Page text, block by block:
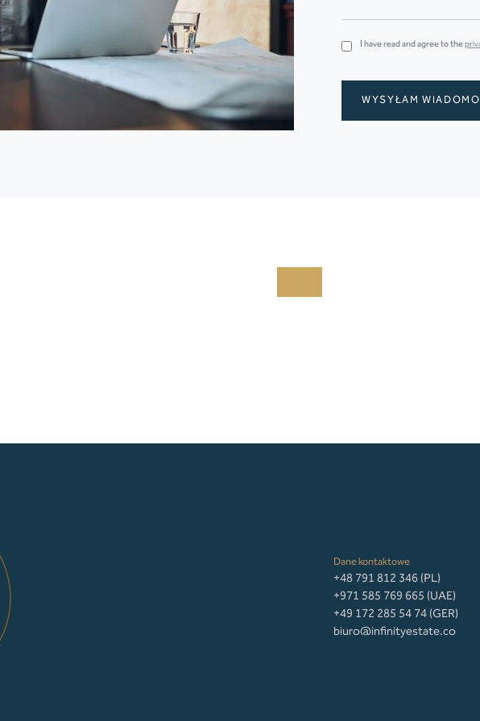
I have read and agree to the
Dane kontaktowe
+48 791 812 346 (PL)
+971 585 769 665 (UAE)
+49 172 285 54 74 (GER)
biuro@infinityestate.co